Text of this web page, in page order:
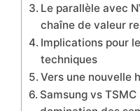
Le parallèle avec
chaîne de valeur
Implications pour
techniques
Vers une nouvelle
Samsung vs